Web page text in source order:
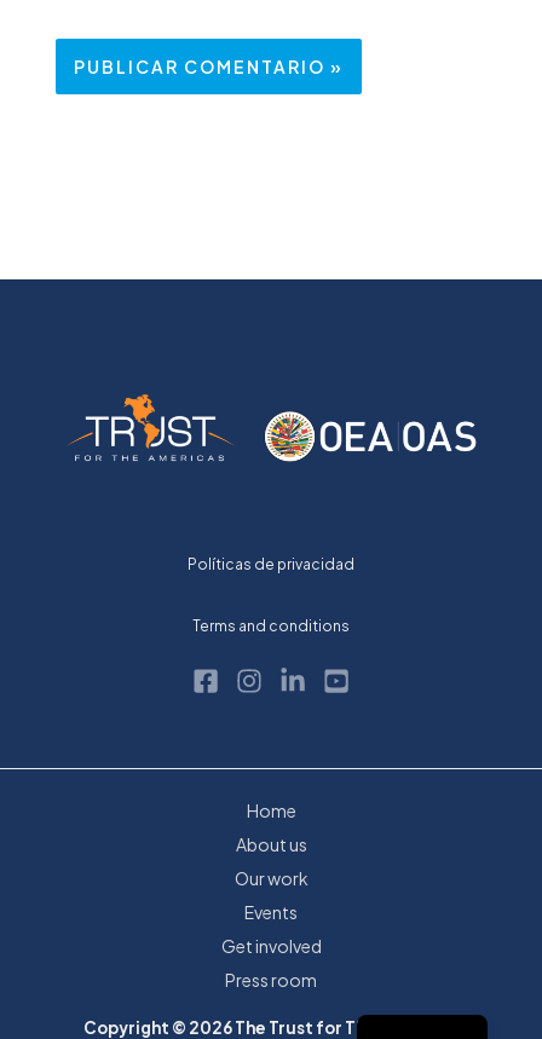
Políticas de privacidad
Terms and conditions
Home
About us
Our work
Events
Get involved
Press room
Copyright © 2026 The Trust for The Americas